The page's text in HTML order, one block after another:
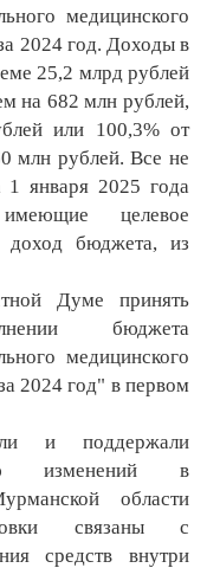
медицинского
2024 год. Доходы в
25,2 млрд рублей
на 682 млн рублей,
или 100,3% от
млн рублей. Все не
1 января 2025 года
целевое
доход бюджета, из
Думе принять
бюджета
медицинского
2024 год" в первом
и поддержали
изменений в
области
связаны с
средств внутри